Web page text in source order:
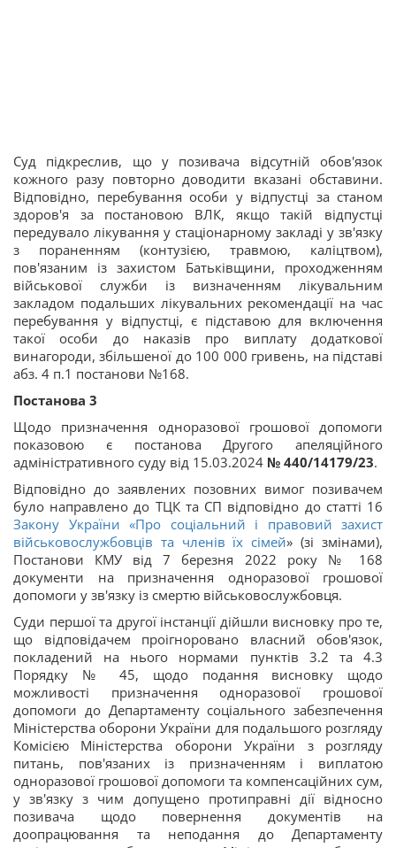
Суд підкреслив, що у позивача відсутній обов'язок
кожного разу повторно доводити вказані обставини.
Відповідно, перебування особи у відпустці за станом
здоров'я за постановою ВЛК, якщо такій відпустці
передувало лікування у стаціонарному закладі у зв'язку
з пораненням (контузією, травмою, каліцтвом),
пов'язаним із захистом Батьківщини, проходженням
військової служби із визначенням лікувальним
закладом подальших лікувальних рекомендації на час
перебування у відпустці, є підставою для включення
такої особи до наказів про виплату додаткової
винагороди, збільшеної до 100 000 гривень, на підставі
абз. 4 п.1 постанови №168.
Постанова 3
Щодо призначення одноразової грошової допомоги
показовою є постанова Другого апеляційного
адміністративного суду від 15.03.2024 № 440/14179/23.
Відповідно до заявлених позовних вимог позивачем
було направлено до ТЦК та СП відповідно до статті 16
Закону України «Про соціальний і правовий захист
військовослужбовців та членів їх сімей» (зі змінами),
Постанови КМУ від 7 березня 2022 року № 168
документи на призначення одноразової грошової
допомоги у зв'язку із смертю військовослужбовця.
Суди першої та другої інстанції дійшли висновку про те,
що відповідачем проігноровано власний обов'язок,
покладений на нього нормами пунктів 3.2 та 4.3
Порядку № 45, щодо подання висновку щодо
можливості призначення одноразової грошової
допомоги до Департаменту соціального забезпечення
Міністерства оборони України для подальшого розгляду
Комісією Міністерства оборони України з розгляду
питань, пов'язаних із призначенням і виплатою
одноразової грошової допомоги та компенсаційних сум,
у зв'язку з чим допущено протиправні дії відносно
позивача щодо повернення документів на
доопрацювання та неподання до Департаменту